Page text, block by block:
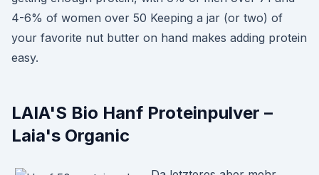
4-6% of women over 50 Keeping a jar (or two) of
your favorite nut butter on hand makes adding protein
easy.
LAIA'S Bio Hanf Proteinpulver –
Laia's Organic